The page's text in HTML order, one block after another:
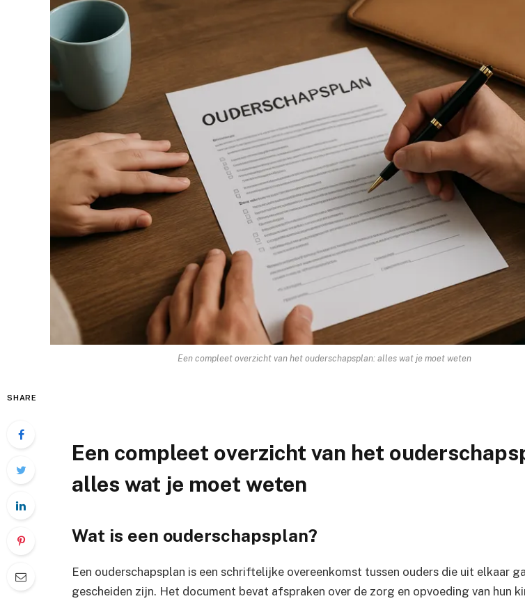
Een compleet overzicht van het ouderschapsplan: alles wat je moet weten
SHARE
Een compleet overzicht van het
alles wat je moet weten
Wat is een ouderschapsplan?
Een ouderschapsplan is een schriftelijke overeenkomst tussen ouders die uit elkaar
gescheiden zijn. Het document bevat afspraken over de zorg en opvoeding van hun